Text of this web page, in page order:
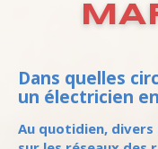
Dans quelles
un électricien
Au quotidien,